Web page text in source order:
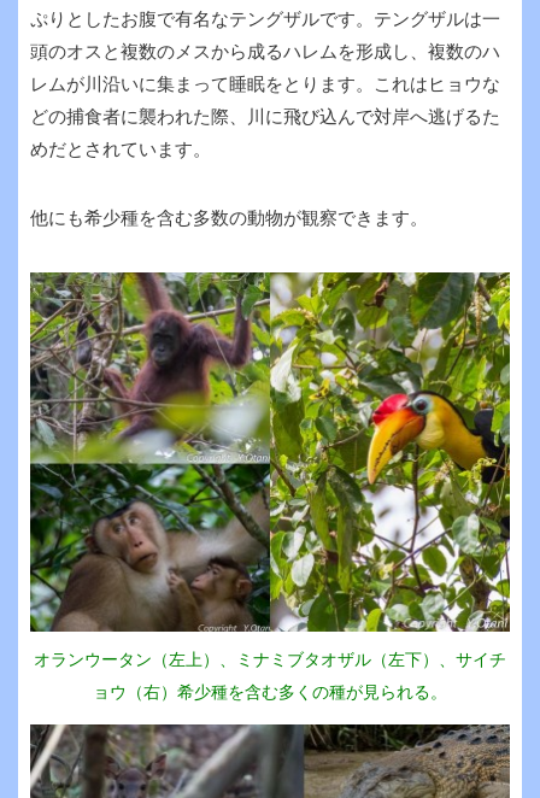
ぷりとしたお腹で有名なテングザルです。テングザルは一
頭のオスと複数のメスから成るハレムを形成し、複数のハ
レムが川沿いに集まって睡眠をとります。これはヒョウな
どの捕食者に襲われた際、川に飛び込んで対岸へ逃げるた
めだとされています。
他にも希少種を含む多数の動物が観察できます。
オランウータン（左上）、ミナミブタオザル（左下）、サイチ
ョウ（右）希少種を含む多くの種が見られる。